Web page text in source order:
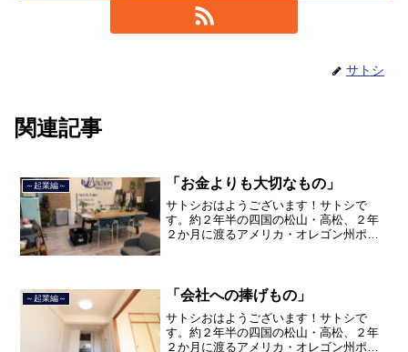
サトシ
関連記事
～起業編～ 「お金よりも大切なもの」
サトシおはようございます！サトシで
す。約２年半の四国の松山・高松、２年
２か月に渡るアメリカ・オレゴン州ポー
した。２０２１年３月９日よ...
～起業編～ 「会社への捧げもの」
サトシおはようございます！サトシで
す。約２年半の四国の松山・高松、２年
２か月に渡るアメリカ・オレゴン州ポー